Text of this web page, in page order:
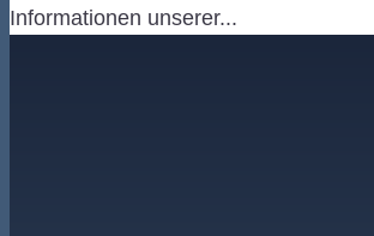
Informationen unserer...